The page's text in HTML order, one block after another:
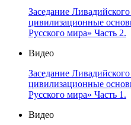
Заседание
цивилизационные
Русского мира» Часть 2.
Видео
Заседание
цивилизационные
Русского мира» Часть 1.
Видео